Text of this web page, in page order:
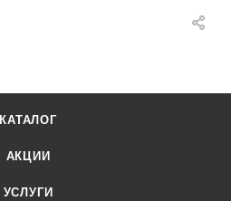
КАТАЛОГ
АКЦИИ
УСЛУГИ